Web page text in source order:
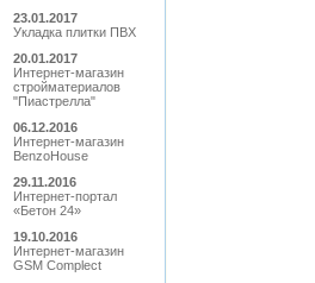
23.01.2017
Укладка плитки ПВХ
20.01.2017
Интернет-магазин
стройматериалов
"Пиастрелла"
06.12.2016
Интернет-магазин
BenzoHouse
29.11.2016
Интернет-портал
«Бетон 24»
19.10.2016
Интернет-магазин
GSM Complect